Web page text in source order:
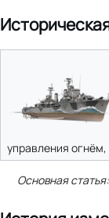
управления
Основная статья: